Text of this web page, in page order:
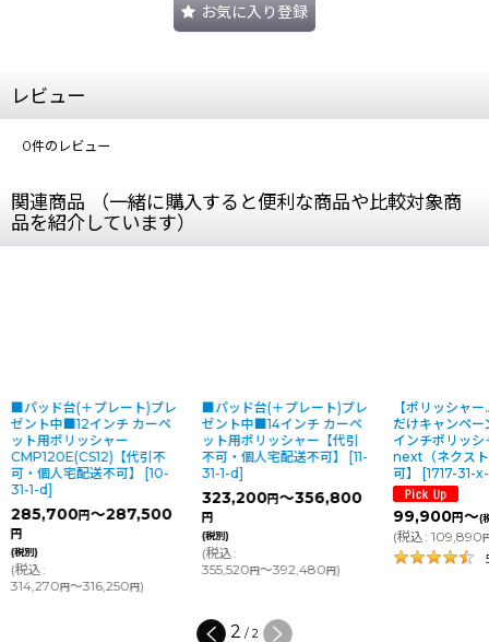
お気に入り登録
レビュー
0件のレビュー
関連商品 （一緒に購入すると便利な商品や比較対象商
品を紹介しています）
プレート)プレ
ンチ カーペ
シャー
【代引不
送不可】 [10-
～287,500
円)
■パッド台(＋プレート)プレ
ゼント中■14インチ カーペ
ット用ポリッシャー【代引
不可・個人宅配送不可】 [11-
31-1-d]
～356,800
円
～392,480円)
【ポリッシャー.JP限定・今
だけキャンペーン中！】 12
インチポリッシャー
next（ネクスト）【代引不
1717-31-x-s(r)]
～(税別)
109,890円～)
5件
2 / 2